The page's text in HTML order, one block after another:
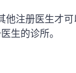
注册医生才
生的诊所。